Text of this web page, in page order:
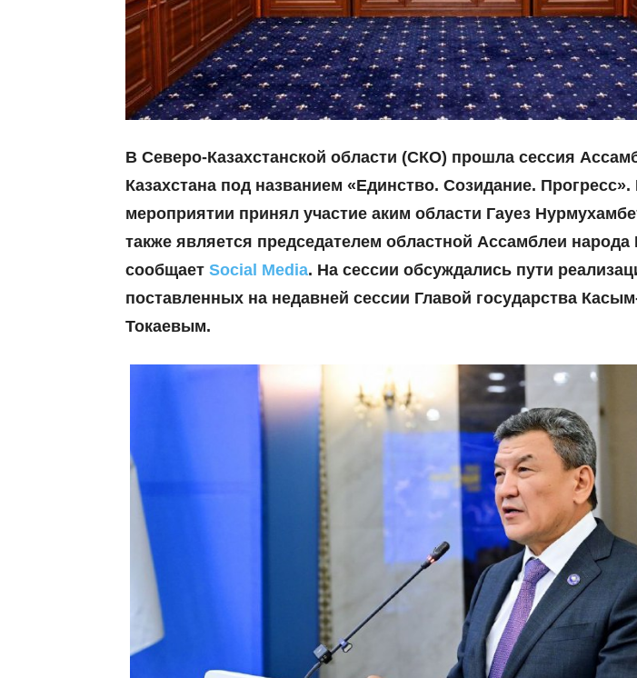
В Северо-Казахстанской области (СКО) прошла сессия
Казахстана под названием «Единство. Созидание. Прогресс».
мероприятии принял участие аким области Гауез
также является председателем областной Ассамблеи народа
сообщает Social Media. На сессии обсуждались пути
поставленных на недавней сессии Главой государства
Токаевым.